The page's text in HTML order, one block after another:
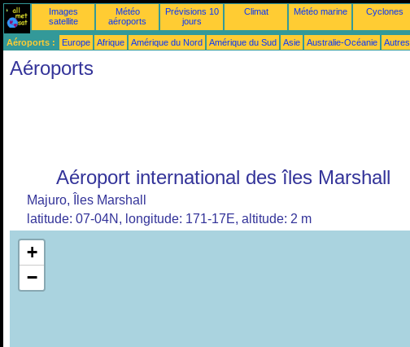
Images
satellite
Météo
aéroports
Prévisions 10
jours
Climat Météo marine Cyclones
Aéroports : Europe Afrique Amérique du Nord Amérique du Sud Asie Australie-Océanie Autres
Aéroports
Aéroport international des îles Marshall
Majuro, Îles Marshall
latitude: 07-04N, longitude: 171-17E, altitude: 2 m
+
−